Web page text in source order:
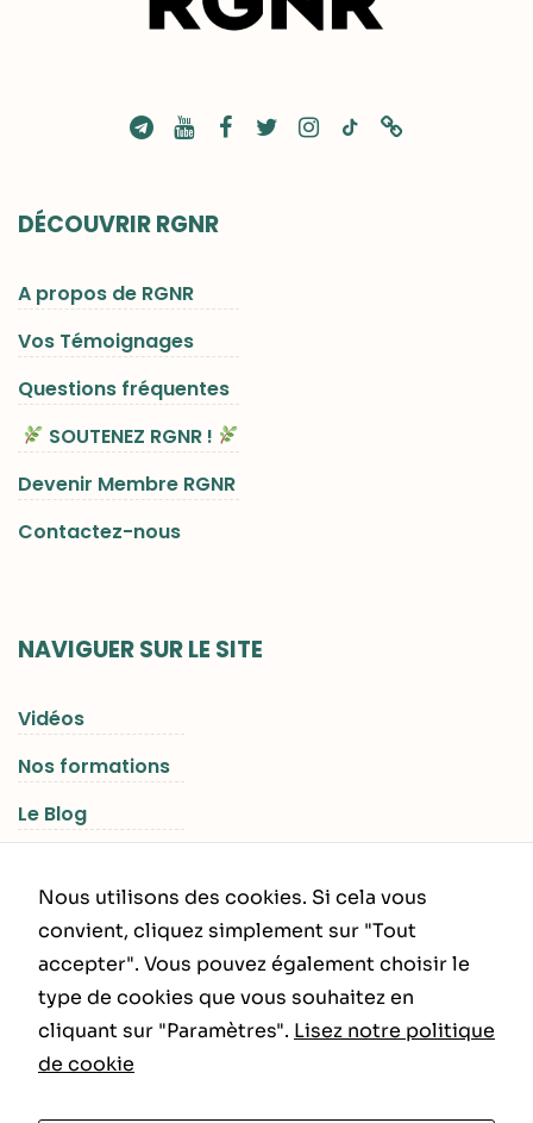
DÉCOUVRIR RGNR
A propos de RGNR
Vos Témoignages
Questions fréquentes
SOUTENEZ RGNR !
Devenir Membre RGNR
Contactez-nous
NAVIGUER SUR LE SITE
Vidéos
Nos formations
Le Blog
INFORMATIONS LÉGALES
Politique de Confidentialité
Nous utilisons des cookies. Si cela vous
convient, cliquez simplement sur "Tout
accepter". Vous pouvez également choisir le
type de cookies que vous souhaitez en
cliquant sur "Paramètres". Lisez notre politique
de cookie